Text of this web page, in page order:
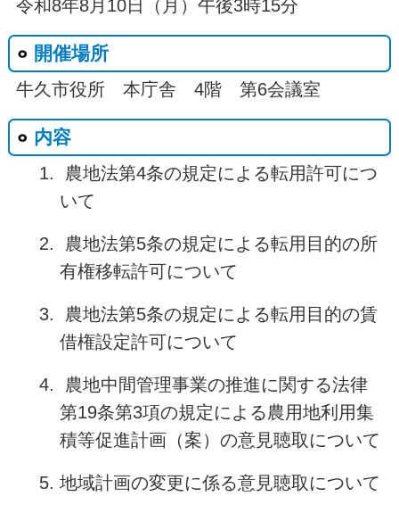
令和8年8月10日（月）午後3時15分
開催場所
牛久市役所 本庁舎 4階 第6会議室
内容
農地法第4条の規定による転用許可につ
いて
農地法第5条の規定による転用目的の所
有権移転許可について
農地法第5条の規定による転用目的の賃
借権設定許可について
農地中間管理事業の推進に関する法律
第19条第3項の規定による農用地利用集
積等促進計画（案）の意見聴取について
地域計画の変更に係る意見聴取について